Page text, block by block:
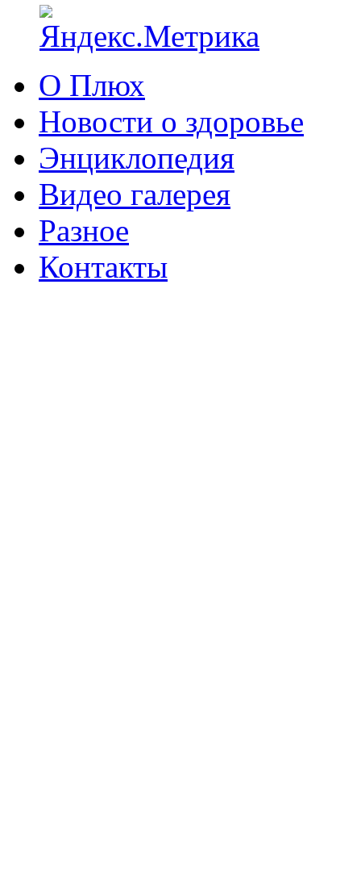
О Плюх
Новости о здоровье
Энциклопедия
Видео галерея
Разное
Контакты